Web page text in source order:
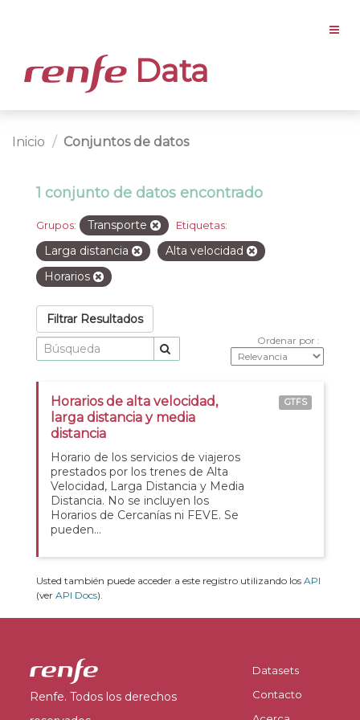
Data
Inicio Conjuntos de datos
1 conjunto de datos encontrado
Grupos: Transporte Etiquetas:
Larga distancia
Alta velocidad
Horarios
Filtrar Resultados
Ordenar por
Horarios de alta velocidad,
larga distancia y media
distancia
Horario de los servicios de viajeros
prestados por los trenes de Alta
Velocidad, Larga Distancia y Media
Distancia. No se incluyen los
Horarios de Cercanías ni FEVE. Se
pueden...
GTFS
Usted también puede acceder a este registro utilizando los API
(ver API Docs).
Renfe. Todos los derechos
Datasets
Contacto